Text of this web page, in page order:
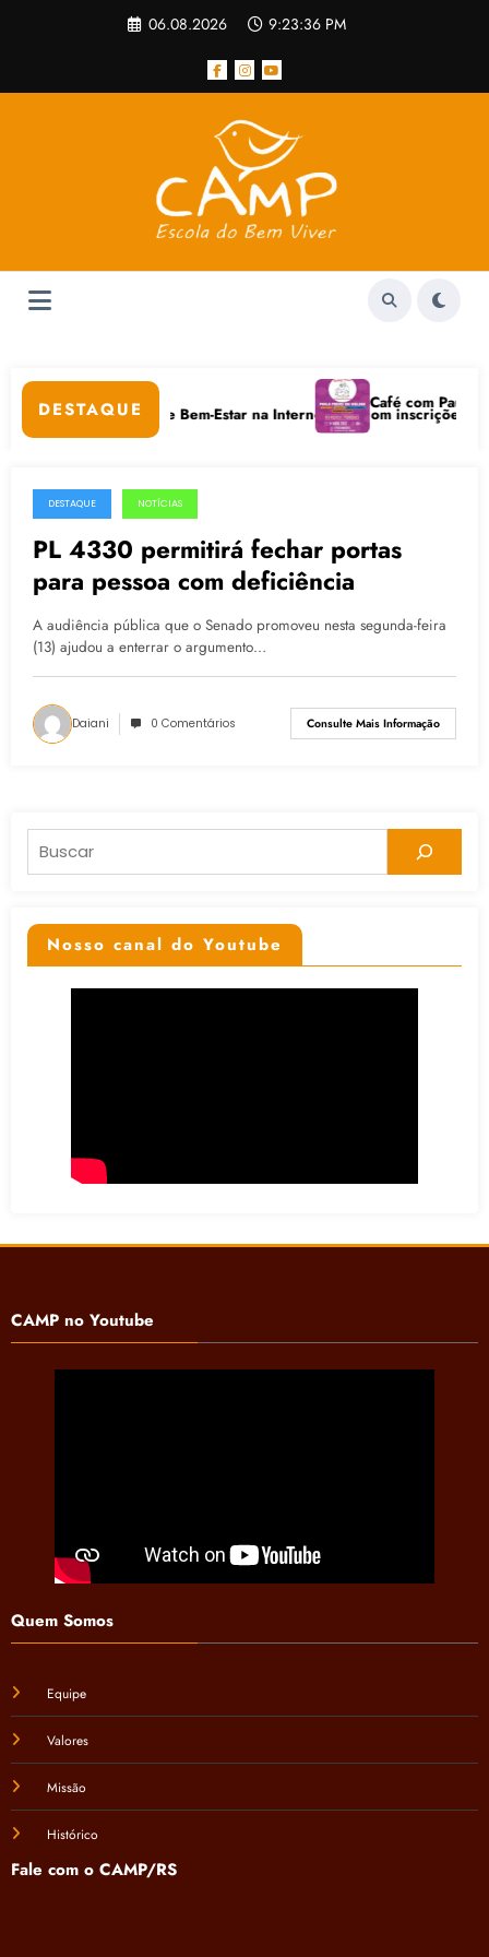
06.08.2026 9:23:36 PM
DESTAQUE
Digitais e Bem-Estar na Internet está com inscrições abertas
Café com Paulo
14.04.2015
DESTAQUE NOTÍCIAS
PL 4330 permitirá fechar portas
para pessoa com deficiência
A audiência pública que o Senado promoveu nesta segunda-feira
(13) ajudou a enterrar o argumento…
Daiani 0 Comentários Consulte Mais Informação
Pesquisar
Nosso canal do Youtube
CAMP no Youtube
Quem Somos
Equipe
Valores
Missão
Histórico
Fale com o CAMP/RS